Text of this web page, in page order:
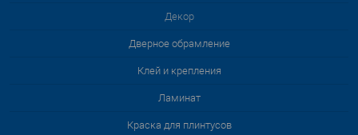
Декор
Дверное обрамление
Клей и крепления
Ламинат
Краска для плинтусов